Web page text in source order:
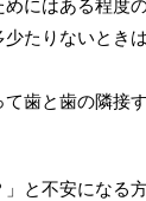
にはある程度
たりないときは
歯と歯の隣接
」と不安にな